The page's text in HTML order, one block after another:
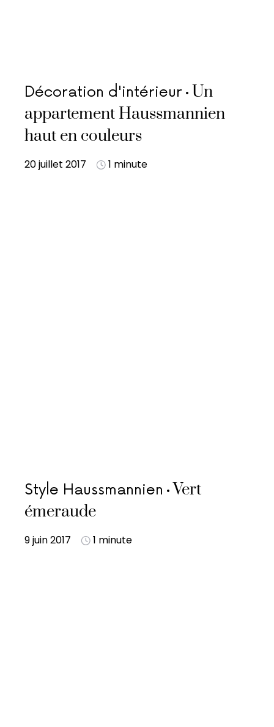
Décoration d'intérieur Un
appartement Haussmannien
haut en couleurs
20 juillet 2017 1 minute
Style Haussmannien
Vert
émeraude
9 juin 2017 1 minute